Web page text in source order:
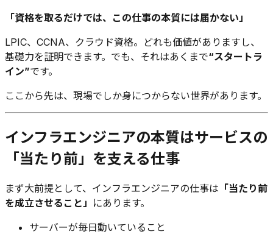
「資格を取るだけでは、この仕事の本質には届かない」
LPIC、CCNA、クラウド資格。どれも価値がありますし、
基礎力を証明できます。でも、それはあくまで“スタートラ
イン”です。
ここから先は、現場でしか身につからない世界があります。
インフラエンジニアの本質はサービスの
「当たり前」を支える仕事
まず大前提として、インフラエンジニアの仕事は 「当たり前
を成立させること」 にあります。
サーバーが毎日動いていること